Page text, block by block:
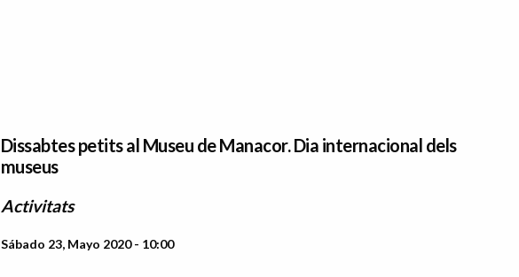
Dissabtes petits al Museu de Manacor. Dia internacional dels
museus
Activitats
Sábado 23, Mayo 2020 - 10:00